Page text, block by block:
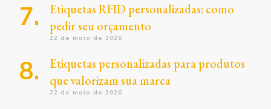
Etiquetas RFID personalizadas: como
pedir seu orçamento
22 de maio de 2026
Etiquetas personalizadas para produtos
que valorizam sua marca
22 de maio de 2026